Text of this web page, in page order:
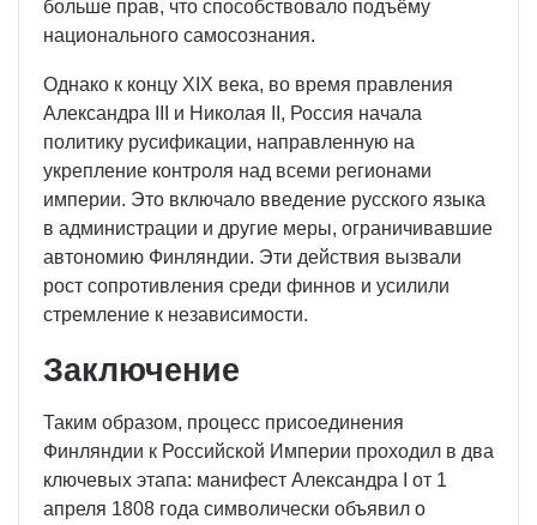
больше прав, что способствовало подъёму
национального самосознания.
Однако к концу XIX века, во время правления
Александра III и Николая II, Россия начала
политику русификации, направленную на
укрепление контроля над всеми регионами
империи. Это включало введение русского языка
в администрации и другие меры, ограничивавшие
автономию Финляндии. Эти действия вызвали
рост сопротивления среди финнов и усилили
стремление к независимости.
Заключение
Таким образом, процесс присоединения
Финляндии к Российской Империи проходил в два
ключевых этапа: манифест Александра I от 1
апреля 1808 года символически объявил о